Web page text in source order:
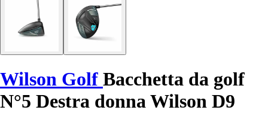
Wilson Golf Bacchetta da golf
N°5 Destra donna Wilson D9